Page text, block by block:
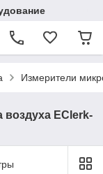
Измерители
воздуха EClerk-